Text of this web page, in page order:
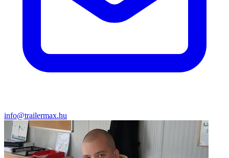
info@trailermax.hu